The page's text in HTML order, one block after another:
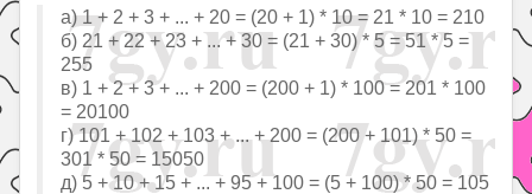
а) 1 + 2 + 3 + ... + 20 = (20 + 1) * 10 = 21 * 10 = 210
б) 21 + 22 + 23 + ... + 30 = (21 + 30) * 5 = 51 * 5 =
255
в) 1 + 2 + 3 + ... + 200 = (200 + 1) * 100 = 201 * 100
= 20100
г) 101 + 102 + 103 + ... + 200 = (200 + 101) * 50 =
301 * 50 = 15050
д) 5 + 10 + 15 + ... + 95 + 100 = (5 + 100) * 50 = 105